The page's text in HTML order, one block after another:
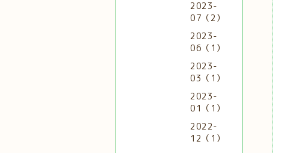
2023-
07（2）
2023-
06（1）
2023-
03（1）
2023-
01（1）
2022-
12（1）